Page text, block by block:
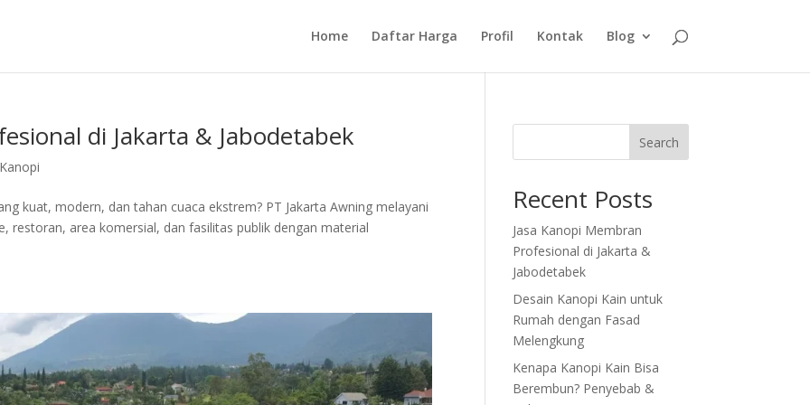
Home Daftar Harga Profil Kontak Blog
di Jakarta & Jabodetabek
kuat, modern, dan tahan cuaca ekstrem? PT Jakarta Awning melayani
restoran, area komersial, dan fasilitas publik dengan material
Search
Recent Posts
Jasa Kanopi Membran
Profesional di Jakarta &
Jabodetabek
Desain Kanopi Kain untuk
Rumah dengan Fasad
Melengkung
Kenapa Kanopi Kain Bisa
Berembun? Penyebab &